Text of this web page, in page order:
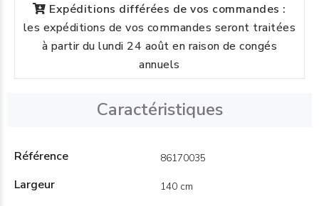
Expéditions différées de vos commandes :
les expéditions de vos commandes seront traitées
à partir du lundi 24 août en raison de congés
annuels
Caractéristiques
Référence 86170035
Largeur 140 cm